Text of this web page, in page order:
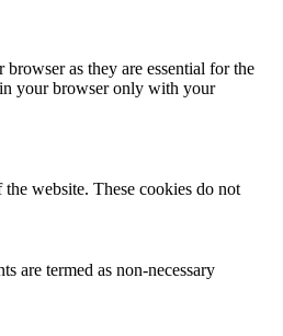
as they are essential for the
your browser only with your
website. These cookies do not
are termed as non-necessary